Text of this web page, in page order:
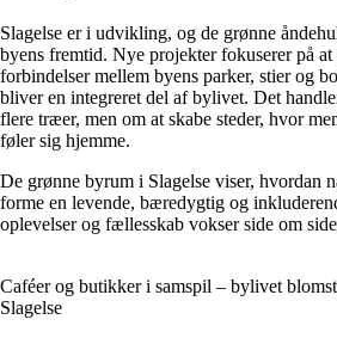
Slagelse er i udvikling, og de grønne
byens fremtid. Nye projekter fokuserer på at
forbindelser mellem byens parker, stier og
bliver en integreret del af bylivet. Det
flere træer, men om at skabe steder, hvor
føler sig hjemme.
De grønne byrum i Slagelse viser, hvordan
forme en levende, bæredygtig og
oplevelser og fællesskab vokser side om
Caféer og butikker i samspil – bylivet
Slagelse